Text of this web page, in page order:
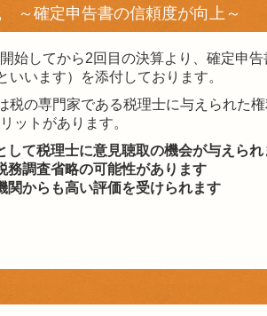
～確定申告書の信頼度が向上～
始してから2回目の決算より、確定申
いいます）を添付しております。
税の専門家である税理士に与えられた
ットがあります。
して税理士に意見聴取の機会が与えられ
務調査省略の可能性があります
関からも高い評価を受けられます